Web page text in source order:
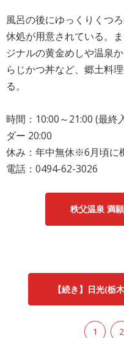
風呂の後にゆっくりくつ
休処が用意されている。
ジナルの黄金めしや温泉
らじかつ丼など、郷土料
る。
時間：10:00～21:00 (最
ダー 20:00
休み：年中無休※6月頃に
電話：0494-62-3026
秩父温泉 満
【続き】日光(栃
1 2